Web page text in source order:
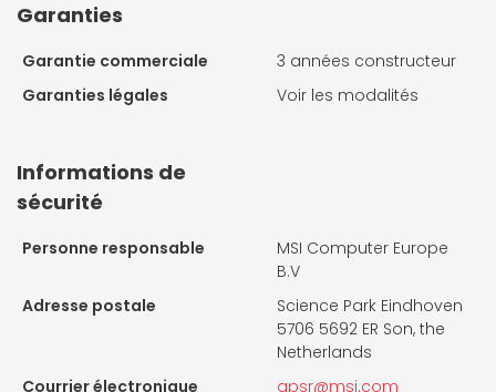
Garanties
Garantie commerciale
3 années constructeur
Garanties légales
Voir les modalités
Informations de
sécurité
Personne responsable
MSI Computer Europe
B.V
Adresse postale
Science Park Eindhoven
5706 5692 ER Son, the
Netherlands
Courrier électronique
gpsr@msi.com